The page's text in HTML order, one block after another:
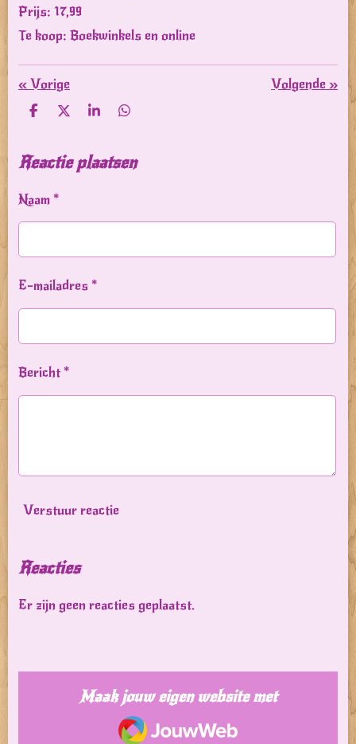
Prijs: 17,99
Te koop: Boekwinkels en online
«Vorige Volgende »
D
e
n
D
l
S
r
e
D
e
n
Reactie plaatsen
Naam *
E-mailadres *
Bericht *
Verstuur reactie
Reacties
Er zijn geen reacties geplaatst.
Maak jouw eigen website met
JouwWeb